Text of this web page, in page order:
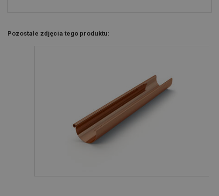
Pozostałe zdjęcia tego produktu: